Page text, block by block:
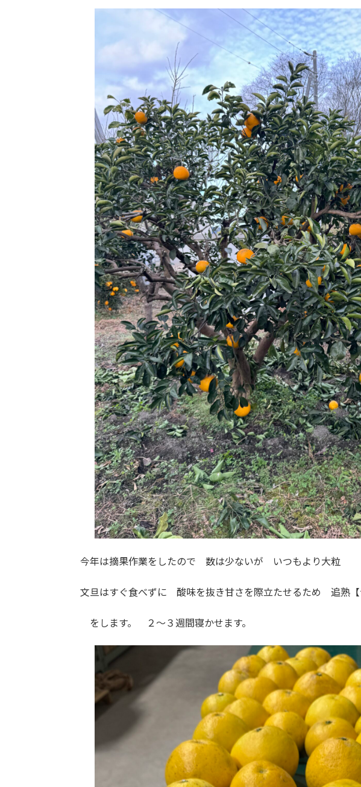
今年は摘果作業をしたので 数は少ないが いつもより大粒
文旦はすぐ食べずに 酸味を抜き甘さを際立たせるため 追熟【
をします。 ２～３週間寝かせます。